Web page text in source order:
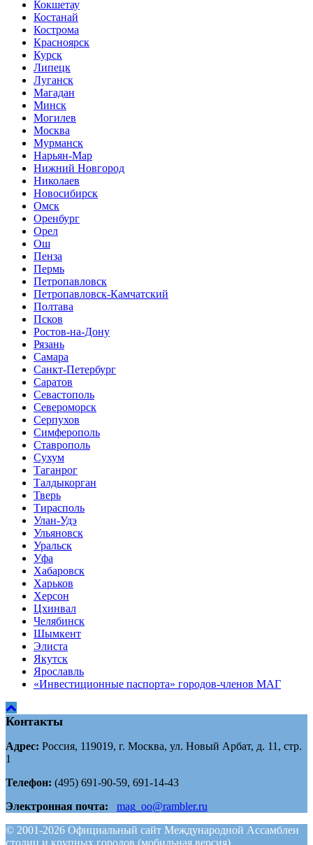
Кокшетау
Костанай
Кострома
Красноярск
Курск
Липецк
Луганск
Магадан
Минск
Могилев
Москва
Мурманск
Нарьян-Мар
Нижний Новгород
Николаев
Новосибирск
Омск
Оренбург
Орел
Ош
Пенза
Пермь
Петропавловск
Петропавловск-Камчатский
Полтава
Псков
Ростов-на-Дону
Рязань
Самара
Санкт-Петербург
Саратов
Севастополь
Североморск
Серпухов
Симферополь
Ставрополь
Сухум
Таганрог
Tалдыкорган
Тверь
Тирасполь
Улан-Удэ
Ульяновск
Уральск
Уфа
Хабаровск
Харьков
Херсон
Цхинвал
Челябинск
Шымкент
Элиста
Якутск
Ярославль
«Инвестиционные паспорта» городов-членов МАГ
Контакты
Адрес: Россия, 119019, г. Москва, ул. Новый Арбат, д. 11, стр.
1
Телефон: (495) 691-90-59, 691-14-43
Электронная почта:
mag_oo@rambler.ru
© 2001-2026 Официальный сайт Международной Ассамблеи
столиц и крупных городов (мобильная версия)